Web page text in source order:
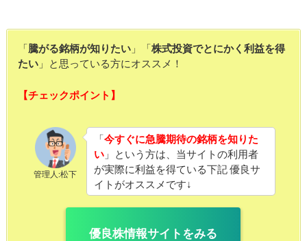
「騰がる銘柄が知りたい」「株式投資でとにかく利益を得
たい」と思っている方にオススメ！
【チェックポイント】
管理人:松下
「今すぐに急騰期待の銘柄を知りた
い」という方は、当サイトの利用者
が実際に利益を得ている下記 優良サ
イトがオススメです↓
優良株情報サイトをみる